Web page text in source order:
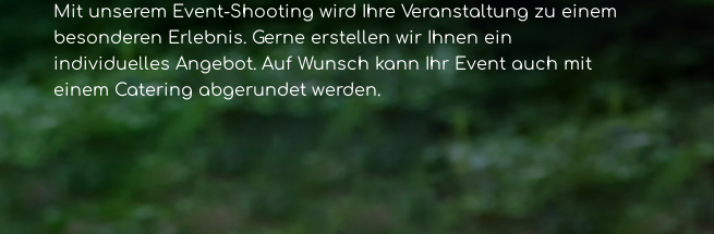
Mit unserem Event-Shooting wird Ihre Veranstaltung zu einem
besonderen Erlebnis. Gerne erstellen wir Ihnen ein
individuelles Angebot. Auf Wunsch kann Ihr Event auch mit
einem Catering abgerundet werden.